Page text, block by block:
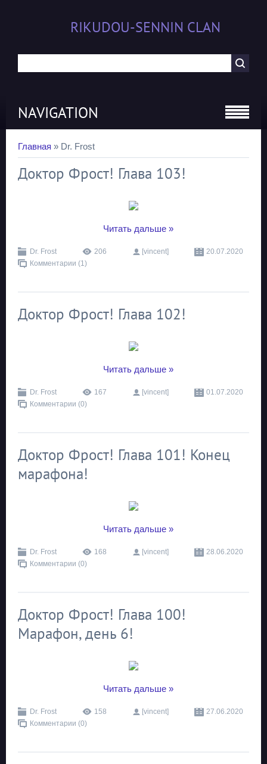
RIKUDOU-SENNIN CLAN
NAVIGATION
Главная » Dr. Frost
Доктор Фрост! Глава 103!
Читать дальше »
Dr. Frost 206 [vincent]
20.07.2020
Комментарии (1)
Доктор Фрост! Глава 102!
Читать дальше »
Dr. Frost 167 [vincent]
01.07.2020
Комментарии (0)
Доктор Фрост! Глава 101! Конец
марафона!
Читать дальше »
Dr. Frost 168 [vincent]
28.06.2020
Комментарии (0)
Доктор Фрост! Глава 100!
Марафон, день 6!
Читать дальше »
Dr. Frost 158 [vincent]
27.06.2020
Комментарии (0)